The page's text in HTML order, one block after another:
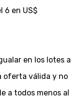
6 en US$
en los lotes a
oferta válida y no
a todos menos al